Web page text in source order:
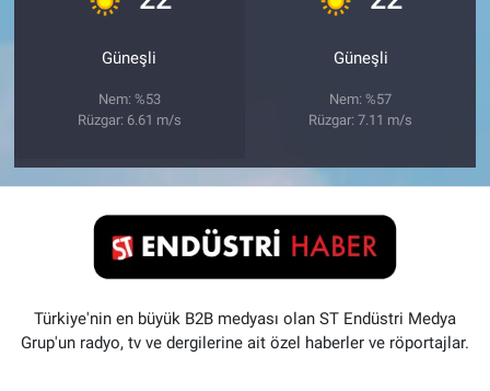
Güneşli
Nem: %53
Rüzgar: 6.61 m/s
Güneşli
Nem: %57
Rüzgar: 7.11 m/s
Türkiye'nin en büyük B2B medyası olan ST Endüstri Medya
Grup'un radyo, tv ve dergilerine ait özel haberler ve röportajlar.